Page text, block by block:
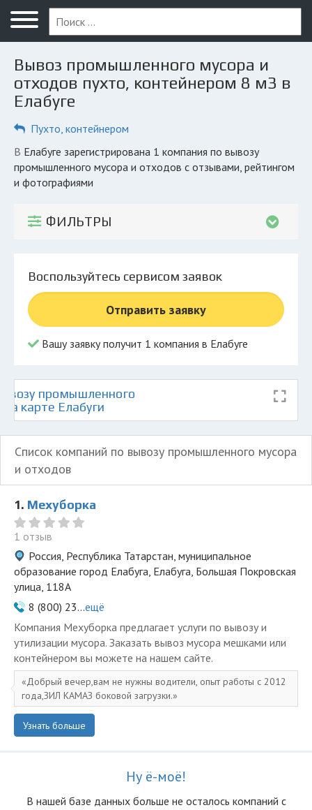
Меню
Главная
Вопрос юристу
Елабуга
ПОЛЬЗОВАТЕЛЯМ
Компании
Экоблог
Личный кабинет
Вывоз промышленного мусора и
отходов пухто, контейнером 8 м3 в
Елабуге
Пухто, контейнером
в Елабуге зарегистрирована 1 компания по вывозу
промышленного мусора и отходов с отзывами, рейтингом
и фотографиями
ФИЛЬТРЫ
Воспользуйтесь сервисом заявок
Отправить заявку
Вашу заявку получит 1 компания в Елабуге
промышленного
карте Елабуги
Список компаний по вывозу промышленного мусора
и отходов
1. Мехуборка
1 отзыв
Россия, Республика Татарстан, муниципальное
образование город Елабуга, Елабуга, Большая Покровская
улица, 118А
8 (800) 23...ещё
Компания Мехуборка предлагает услуги по вывозу и
утилизации мусора. Заказать вывоз мусора мешками или
контейнером вы можете на нашем сайте.
Добрый вечер,вам не нужны водители, опыт работы с 2012
года,ЗИЛ КАМАЗ боковой загрузки.
Узнать больше
Ну ё-моё!
В нашей базе данных больше не осталоcь компаний с